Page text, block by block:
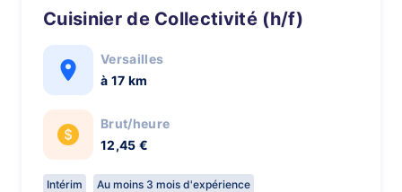
Cuisinier de Collectivité (h/f)
Versailles
à 17 km
Brut/heure
12,45 €
Intérim Au moins 3 mois d'expérience